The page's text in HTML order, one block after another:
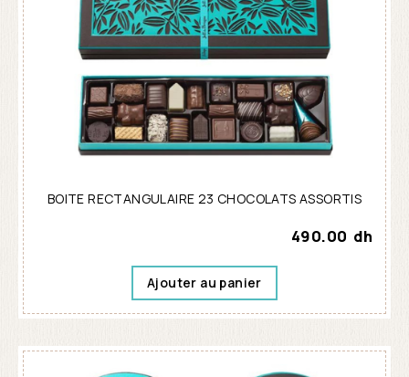
BOITE RECTANGULAIRE 23 CHOCOLATS ASSORTIS
490.00 dh
Ajouter au panier